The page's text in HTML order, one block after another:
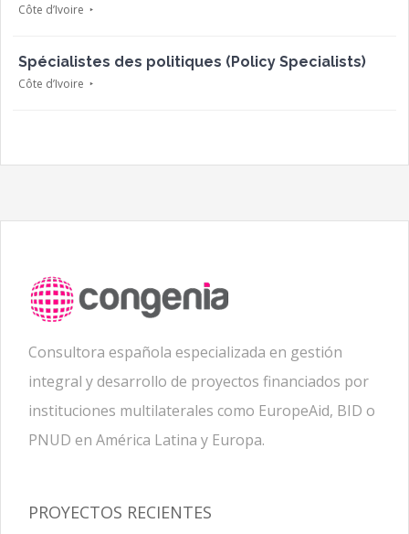
Côte d’Ivoire
Spécialistes des politiques (Policy Specialists)
Côte d’Ivoire
Consultora española especializada en gestión
integral y desarrollo de proyectos financiados por
instituciones multilaterales como EuropeAid, BID o
PNUD en América Latina y Europa.
PROYECTOS RECIENTES